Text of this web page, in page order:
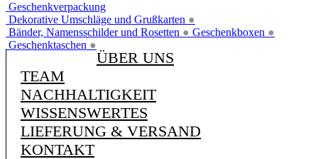
Geschenkverpackung
Dekorative Umschläge und Grußkarten ●
Bänder, Namensschilder und Rosetten ● Geschenkboxen ●
Geschenktaschen ●
ÜBER UNS
TEAM
NACHHALTIGKEIT
WISSENSWERTES
LIEFERUNG & VERSAND
KONTAKT